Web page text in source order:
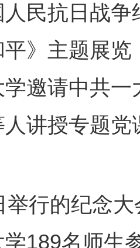
民抗日战
》主题展
邀请中共
讲授专题
的纪念大
189名师生